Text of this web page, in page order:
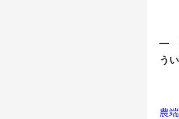
―
う
農